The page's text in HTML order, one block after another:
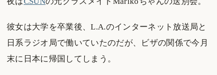
彼女は大学を卒業後、L.A.のインターネット放送局と
日系ラジオ局で働いていたのだが、ビザの関係で今月
末に日本に帰国してしまう。